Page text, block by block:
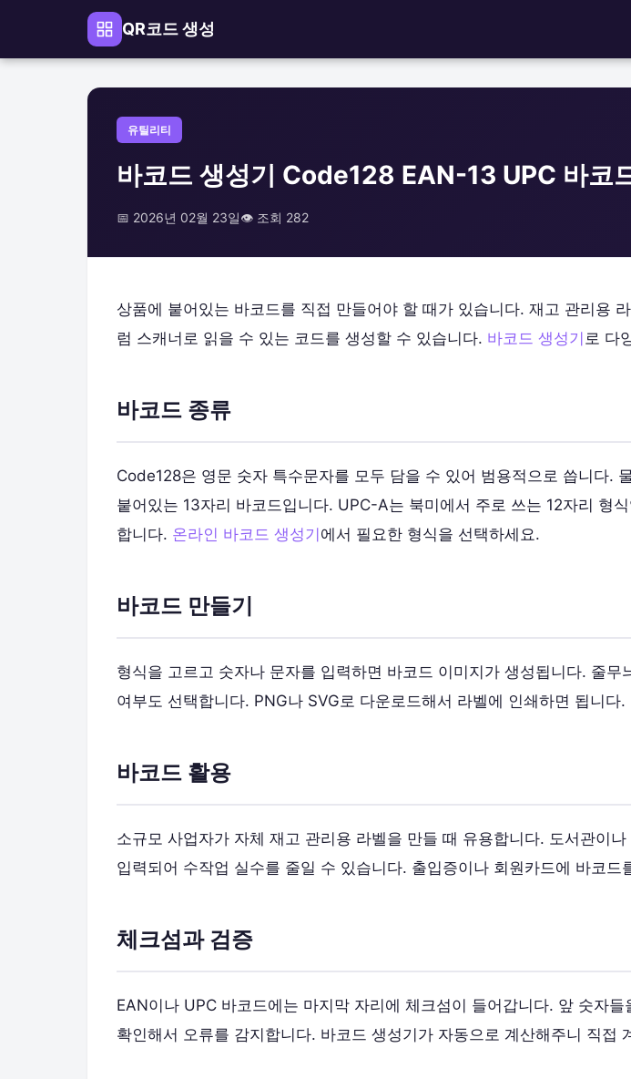
QR코드 생성
유틸리티
바코드 생성기 Code128 EAN-13 UPC 바코
📅 2026년 02월 23일👁️ 조회 282
상품에 붙어있는 바코드를 직접 만들어야 할 때가 있습니다. 재고 관리용
럼 스캐너로 읽을 수 있는 코드를 생성할 수 있습니다. 바코드 생성기 로 다
바코드 종류
Code128은 영문 숫자 특수문자를 모두 담을 수 있어 범용적으로 씁니다.
붙어있는 13자리 바코드입니다. UPC-A는 북미에서 주로 쓰는 12자리 형
합니다. 온라인 바코드 생성기 에서 필요한 형식을 선택하세요.
바코드 만들기
형식을 고르고 숫자나 문자를 입력하면 바코드 이미지가 생성됩니다. 줄
여부도 선택합니다. PNG나 SVG로 다운로드해서 라벨에 인쇄하면 됩니다.
바코드 활용
소규모 사업자가 자체 재고 관리용 라벨을 만들 때 유용합니다. 도서관이
입력되어 수작업 실수를 줄일 수 있습니다. 출입증이나 회원카드에 바코드
체크섬과 검증
EAN이나 UPC 바코드에는 마지막 자리에 체크섬이 들어갑니다. 앞 숫자
확인해서 오류를 감지합니다. 바코드 생성기가 자동으로 계산해주니 직접